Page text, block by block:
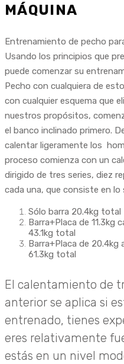
MÁQUINA
Entrenamiento de pecho
Usando los principios que
puede comenzar su
Pecho con cualquiera de
con cualquier esquema que
nuestros propósitos,
el banco inclinado primero.
calentar ligeramente los
proceso comienza con un
dirigido de tres series, diez
cada una, que consiste en lo
Sólo barra 20.4kg total
Barra+Placa de 11.3kg
43.1kg total
Barra+Placa de 20.4kg
61.3kg total
El calentamiento de
anterior se aplica si
entrenado, tienes
eres relativamente
estás en un nivel